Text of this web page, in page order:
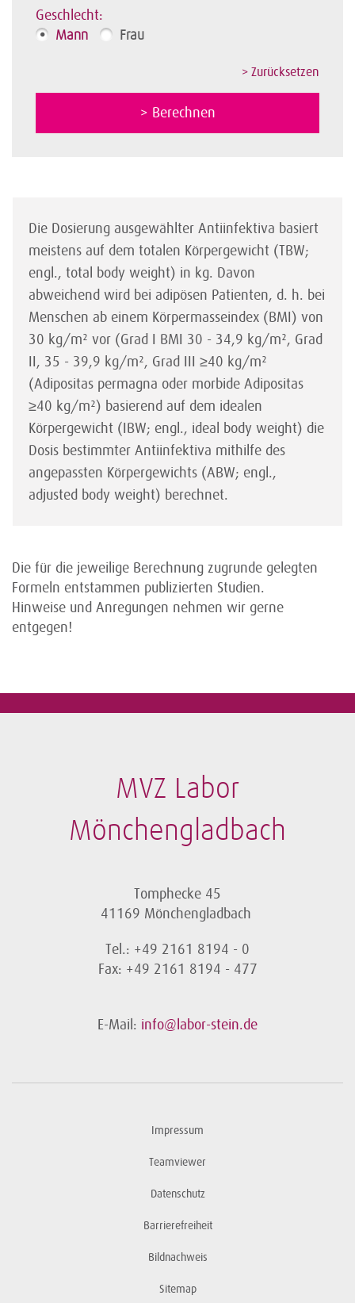
Geschlecht:
Mann Frau
Die Dosierung ausgewählter Antiinfektiva basiert
meistens auf dem totalen Körpergewicht (TBW;
engl., total body weight) in kg. Davon
abweichend wird bei adipösen Patienten, d. h. bei
Menschen ab einem Körpermasseindex (BMI) von
30 kg/m² vor (Grad I BMI 30 - 34,9 kg/m², Grad
II, 35 - 39,9 kg/m², Grad III ≥40 kg/m²
(Adipositas permagna oder morbide Adipositas
≥40 kg/m²) basierend auf dem idealen
Körpergewicht (IBW; engl., ideal body weight) die
Dosis bestimmter Antiinfektiva mithilfe des
angepassten Körpergewichts (ABW; engl.,
adjusted body weight) berechnet.
Die für die jeweilige Berechnung zugrunde gelegten
Formeln entstammen publizierten Studien.
Hinweise und Anregungen nehmen wir gerne
entgegen!
MVZ Labor
Mönchengladbach
Tomphecke 45
41169 Mönchengladbach
Tel.: +49 2161 8194 - 0
Fax: +49 2161 8194 - 477
E-Mail: info@labor-stein.de
Impressum
Teamviewer
Datenschutz
Barrierefreiheit
Bildnachweis
Sitemap